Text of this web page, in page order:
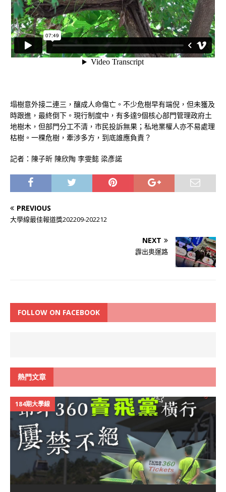
塌樹意外接二連三，釀成人命傷亡。不少危樹早有端倪，但未獲及
時跟進，最終倒下。現行制度中，有多達9個核心部門管理政府土
地樹木，但部門分工不清，市民投訴無果；私地業權人亦不易處理
枯樹。一棵危樹，牽涉多方，到底誰應負責？
記者：陳子昕 陳欣陶 李雯懿 梁彥諾
PREVIOUS
大學線最佳報道獎202209-202212
NEXT
霹出奥運路
FOLLOW ON FACEBOOK
熱門文章
184期大學線